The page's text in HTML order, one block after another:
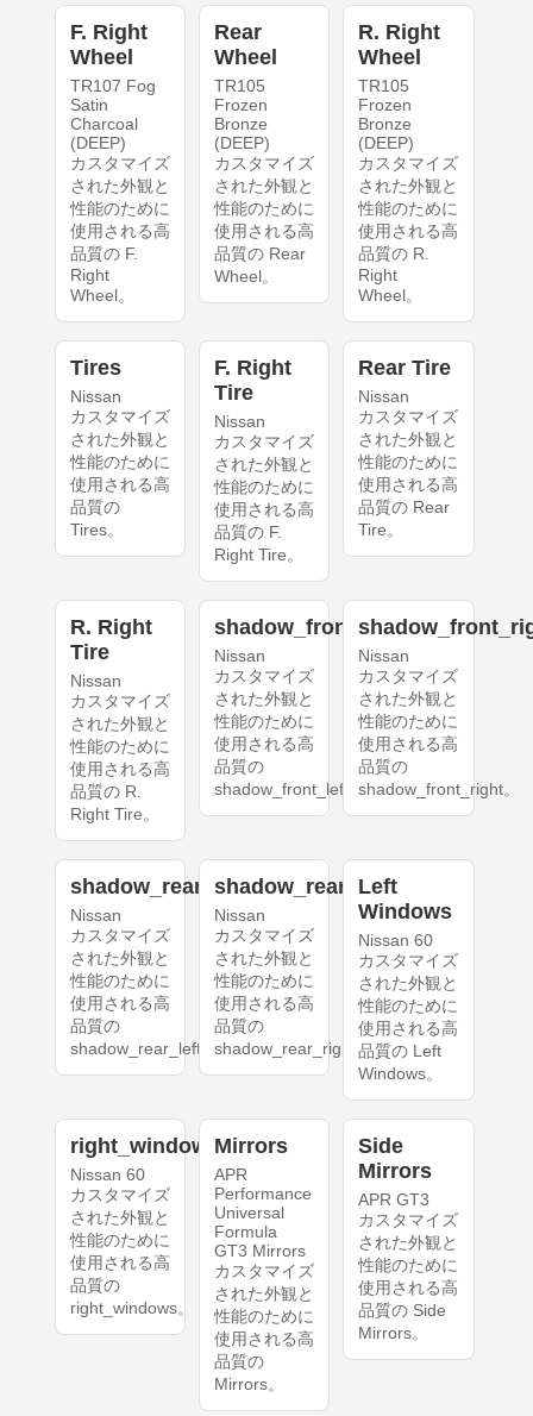
F. Right
Wheel
TR107 Fog
Satin
Charcoal
(DEEP)
カスタマイズ
された外観と
性能のために
使用される高
品質の F.
Right
Wheel。
Rear
Wheel
TR105
Frozen
Bronze
(DEEP)
カスタマイズ
された外観と
性能のために
使用される高
品質の Rear
Wheel。
R. Right
Wheel
TR105
Frozen
Bronze
(DEEP)
カスタマイズ
された外観と
性能のために
使用される高
品質の R.
Right
Wheel。
Tires
Nissan
カスタマイズ
された外観と
性能のために
使用される高
品質の
Tires。
F. Right
Tire
Nissan
カスタマイズ
された外観と
性能のために
使用される高
品質の F.
Right Tire。
Rear Tire
Nissan
カスタマイズ
された外観と
性能のために
使用される高
品質の Rear
Tire。
R. Right
Tire
Nissan
カスタマイズ
された外観と
性能のために
使用される高
品質の R.
Right Tire。
shadow_front_left
Nissan
カスタマイズ
された外観と
性能のために
使用される高
品質の
shadow_front_left。
Nissan
カスタマイズ
された外観と
性能のために
使用される高
品質の
shadow_front_right。
shadow_rear_left
Nissan
カスタマイズ
された外観と
性能のために
使用される高
品質の
shadow_rear_left。
shadow_rear_right
Nissan
カスタマイズ
された外観と
性能のために
使用される高
品質の
shadow_rear_right。
Left
Windows
Nissan 60
カスタマイズ
された外観と
性能のために
使用される高
品質の Left
Windows。
right_windows
Nissan 60
カスタマイズ
された外観と
性能のために
使用される高
品質の
right_windows。
Mirrors
APR
Performance
Universal
Formula
GT3 Mirrors
カスタマイズ
された外観と
性能のために
使用される高
品質の
Mirrors。
Side
Mirrors
APR GT3
カスタマイズ
された外観と
性能のために
使用される高
品質の Side
Mirrors。